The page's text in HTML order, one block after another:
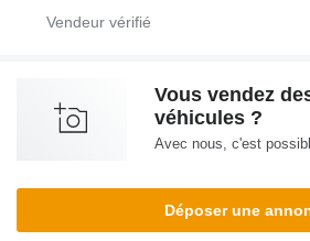
Vous vendez
véhicules ?
Avec nous, c'est
Déposer une